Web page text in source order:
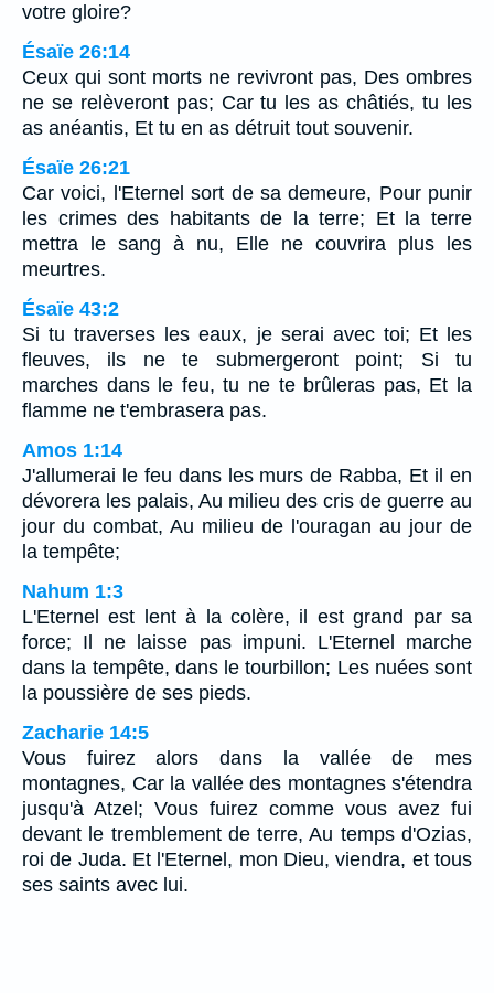
votre gloire?
Ésaïe 26:14
Ceux qui sont morts ne revivront pas, Des ombres
ne se relèveront pas; Car tu les as châtiés, tu les
as anéantis, Et tu en as détruit tout souvenir.
Ésaïe 26:21
Car voici, l'Eternel sort de sa demeure, Pour punir
les crimes des habitants de la terre; Et la terre
mettra le sang à nu, Elle ne couvrira plus les
meurtres.
Ésaïe 43:2
Si tu traverses les eaux, je serai avec toi; Et les
fleuves, ils ne te submergeront point; Si tu
marches dans le feu, tu ne te brûleras pas, Et la
flamme ne t'embrasera pas.
Amos 1:14
J'allumerai le feu dans les murs de Rabba, Et il en
dévorera les palais, Au milieu des cris de guerre au
jour du combat, Au milieu de l'ouragan au jour de
la tempête;
Nahum 1:3
L'Eternel est lent à la colère, il est grand par sa
force; Il ne laisse pas impuni. L'Eternel marche
dans la tempête, dans le tourbillon; Les nuées sont
la poussière de ses pieds.
Zacharie 14:5
Vous fuirez alors dans la vallée de mes
montagnes, Car la vallée des montagnes s'étendra
jusqu'à Atzel; Vous fuirez comme vous avez fui
devant le tremblement de terre, Au temps d'Ozias,
roi de Juda. Et l'Eternel, mon Dieu, viendra, et tous
ses saints avec lui.